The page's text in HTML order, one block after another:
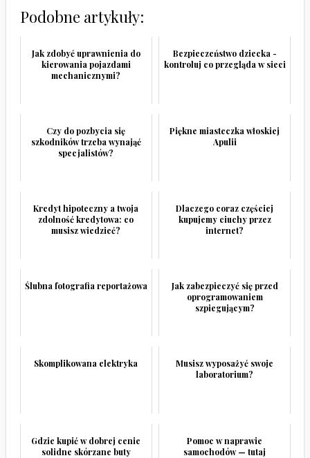
Podobne artykuły:
Jak zdobyć uprawnienia do
kierowania pojazdami
mechanicznymi?
Bezpieczeństwo dziecka -
kontroluj co przegląda w sieci
Czy do pozbycia się
szkodników trzeba wynająć
specjalistów?
Piękne miasteczka włoskiej
Apulii
Kredyt hipoteczny a twoja
zdolność kredytowa: co
musisz wiedzieć?
Dlaczego coraz częściej
kupujemy ciuchy przez
internet?
Ślubna fotografia reportażowa
Jak zabezpieczyć się przed
oprogramowaniem
szpiegującym?
Skomplikowana elektryka
Musisz wyposażyć swoje
laboratorium?
Gdzie kupić w dobrej cenie
solidne skórzane buty
Pomoc w naprawie
samochodów — tutaj